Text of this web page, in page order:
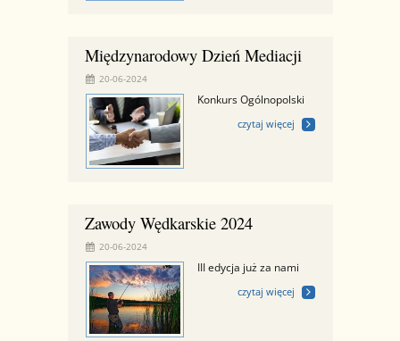
Międzynarodowy Dzień Mediacji
20-06-2024
Konkurs Ogólnopolski
czytaj więcej
Zawody Wędkarskie 2024
20-06-2024
III edycja już za nami
czytaj więcej